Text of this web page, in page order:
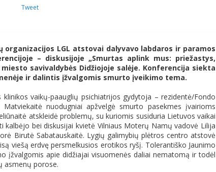
Tweet
organizacijos LGL atstovai dalyvavo labdaros ir paramos
– diskusijoje „Smurtas aplink mus: priežastys,
savivaldybės Didžiojoje salėje. Konferencija siekta
ir dalintis įžvalgomis smurto įveikimo tema.
vaikų-paauglių psichiatrijos gydytoja – rezidentė/Fondo
nuodugniai apžvelgė smurto pasekmes įvairioms
atskleidė problemų, su kuriomis susiduria Lietuvos vaikai
kalbėjo bei diskusijai kvietė Vilniaus Moterų Namų vadovė Lilija
Birutė Sabatauskaitė. Lygių galimybių plėtros centro atstovė
viešą erdvę persmelkusios erotikos ryšį. Tolerantiško Jaunimo
įžvalgomis apie didžiajai visuomenės daliai nematomą ir todėl
asmenų porose.